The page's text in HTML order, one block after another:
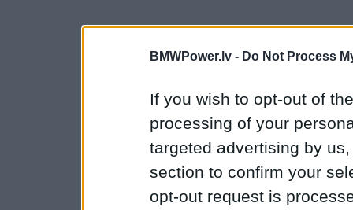
BMWPower.lv - Do Not Process
If you wish to opt-out of
processing of your
targeted advertising by
section to confirm your
opt-out request is